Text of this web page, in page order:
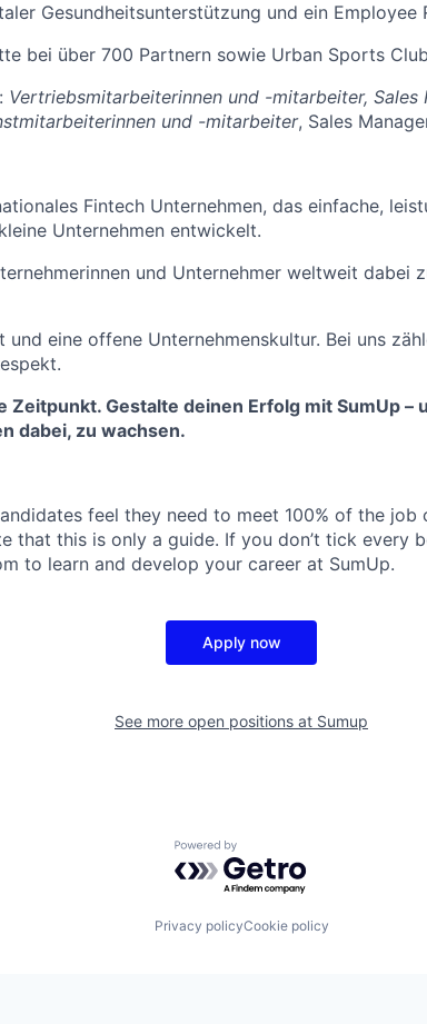
Gesundheitsunterstützung und ein Employee
bei über 700 Partnern sowie Urban Sports
: Vertriebsmitarbeiterinnen und -mitarbeiter, Sales
und -mitarbeiter, Sales
Fintech Unternehmen, das einfache,
Unternehmen entwickelt.
und Unternehmer weltweit dabei
eine offene Unternehmenskultur. Bei uns
Zeitpunkt. Gestalte deinen Erfolg mit SumUp –
dabei, zu wachsen.
feel they need to meet 100% of the
that this is only a guide. If you don’t tick every
to learn and develop your career at SumUp.
Apply now
See more open positions at Sumup
Powered by Getro.com
Privacy policyCookie policy